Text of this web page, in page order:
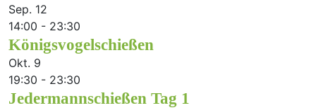
Sep. 12
14:00 - 23:30
Königsvogelschießen
Okt. 9
19:30 - 23:30
Jedermannschießen Tag 1